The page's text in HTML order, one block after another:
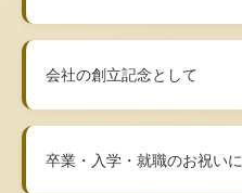
会社の創立記念として
卒業・入学・就職のお祝いに